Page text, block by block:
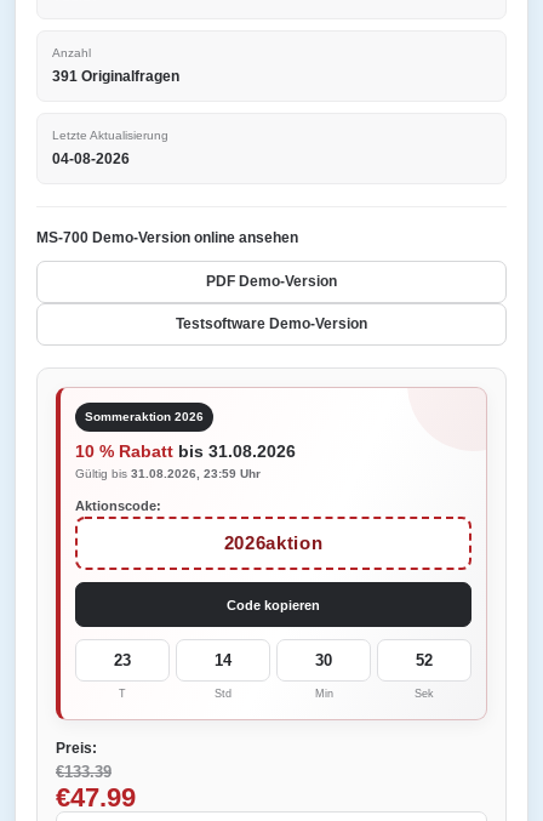
Anzahl
391 Originalfragen
Letzte Aktualisierung
04-08-2026
MS-700 Demo-Version online ansehen
PDF Demo-Version
Testsoftware Demo-Version
Sommeraktion 2026
10 % Rabatt bis 31.08.2026
Gültig bis 31.08.2026, 23:59 Uhr
Aktionscode:
2026aktion
Code kopieren
23
T
14
Std
30
Min
52
Sek
Preis:
€133.39
€47.99